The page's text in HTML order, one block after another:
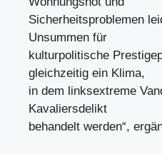
Sicherheitsproblemen
Unsummen für
kulturpolitische
gleichzeitig ein Klima,
in dem linksextreme
Kavaliersdelikt
behandelt werden“,